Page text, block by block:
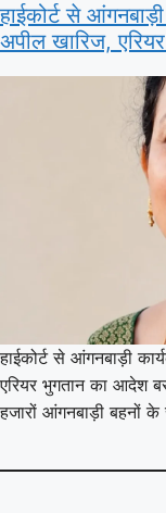
हाईकोर्ट से
अपील खारिज,
हाईकोर्ट से आंगनबाड़ी
एरियर भुगतान का आदेश
हजारों आंगनबाड़ी बहनों